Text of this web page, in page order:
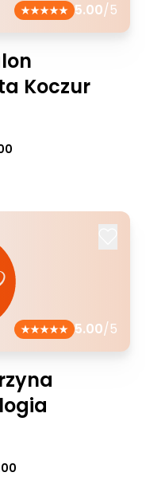
5.00/5
Koczur
5.00/5